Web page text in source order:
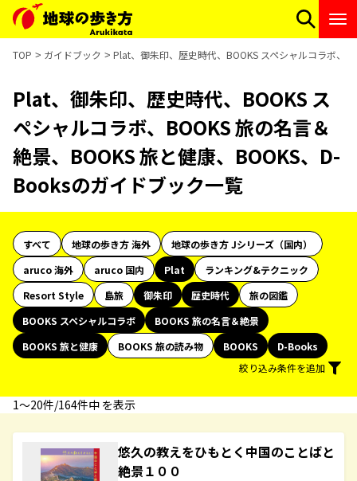
TOP ガイドブック Plat、御朱印、歴史時代、BOOKS スペシャルコラボ、
Plat、御朱印、歴史時代、BOOKS ス
ペシャルコラボ、BOOKS 旅の名言＆
絶景、BOOKS 旅と健康、BOOKS、D-
Booksのガイドブック一覧
すべて 地球の歩き方 海外
地球の歩き方 Jシリーズ（国内）
aruco 海外
aruco 国内 Plat
ランキング&テクニック
Resort Style
島旅 御朱印 歴史時代
旅の図鑑
BOOKS スペシャルコラボ
BOOKS 旅の名言＆絶景
BOOKS 旅と健康
BOOKS 旅の読み物 BOOKS
D-Books
絞り込み条件を追加
1〜20件/164件中 を表示
悠久の教えをひもとく中国のことばと
絶景１００